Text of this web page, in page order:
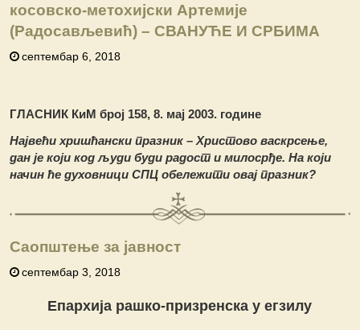
косовско-метохијски Артемије
(Радосављевић) – СВАНУЋЕ И СРБИМА
септембар 6, 2018
ГЛАСНИК КиМ број 158, 8. мај 2003. године
Највећи хришћански празник – Христово васкрсење,
дан је који код људи буди радост и милосрђе.На који
начинће духовници СПЦ обележити овај празник?
Саопштење за јавност
септембар 3, 2018
Епархија рашко-призренска у егзилу